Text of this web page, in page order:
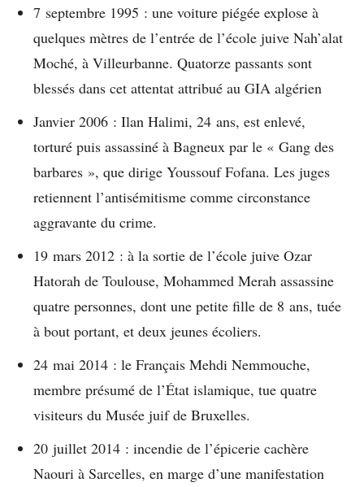
7 septembre 1995 : une voiture piégée explose à
quelques mètres de l’entrée de l’école juive Nah’alat
Moché, à Villeurbanne. Quatorze passants sont
blessés dans cet attentat attribué au GIA algérien
Janvier 2006 : Ilan Halimi, 24 ans, est enlevé,
torturé puis assassiné à Bagneux par le « Gang des
barbares », que dirige Youssouf Fofana. Les juges
retiennent l’antisémitisme comme circonstance
aggravante du crime.
19 mars 2012 : à la sortie de l’école juive Ozar
Hatorah de Toulouse, Mohammed Merah assassine
quatre personnes, dont une petite fille de 8 ans, tuée
à bout portant, et deux jeunes écoliers.
24 mai 2014 : le Français Mehdi Nemmouche,
membre présumé de l’État islamique, tue quatre
visiteurs du Musée juif de Bruxelles.
20 juillet 2014 : incendie de l’épicerie cachère
Naouri à Sarcelles, en marge d’une manifestation